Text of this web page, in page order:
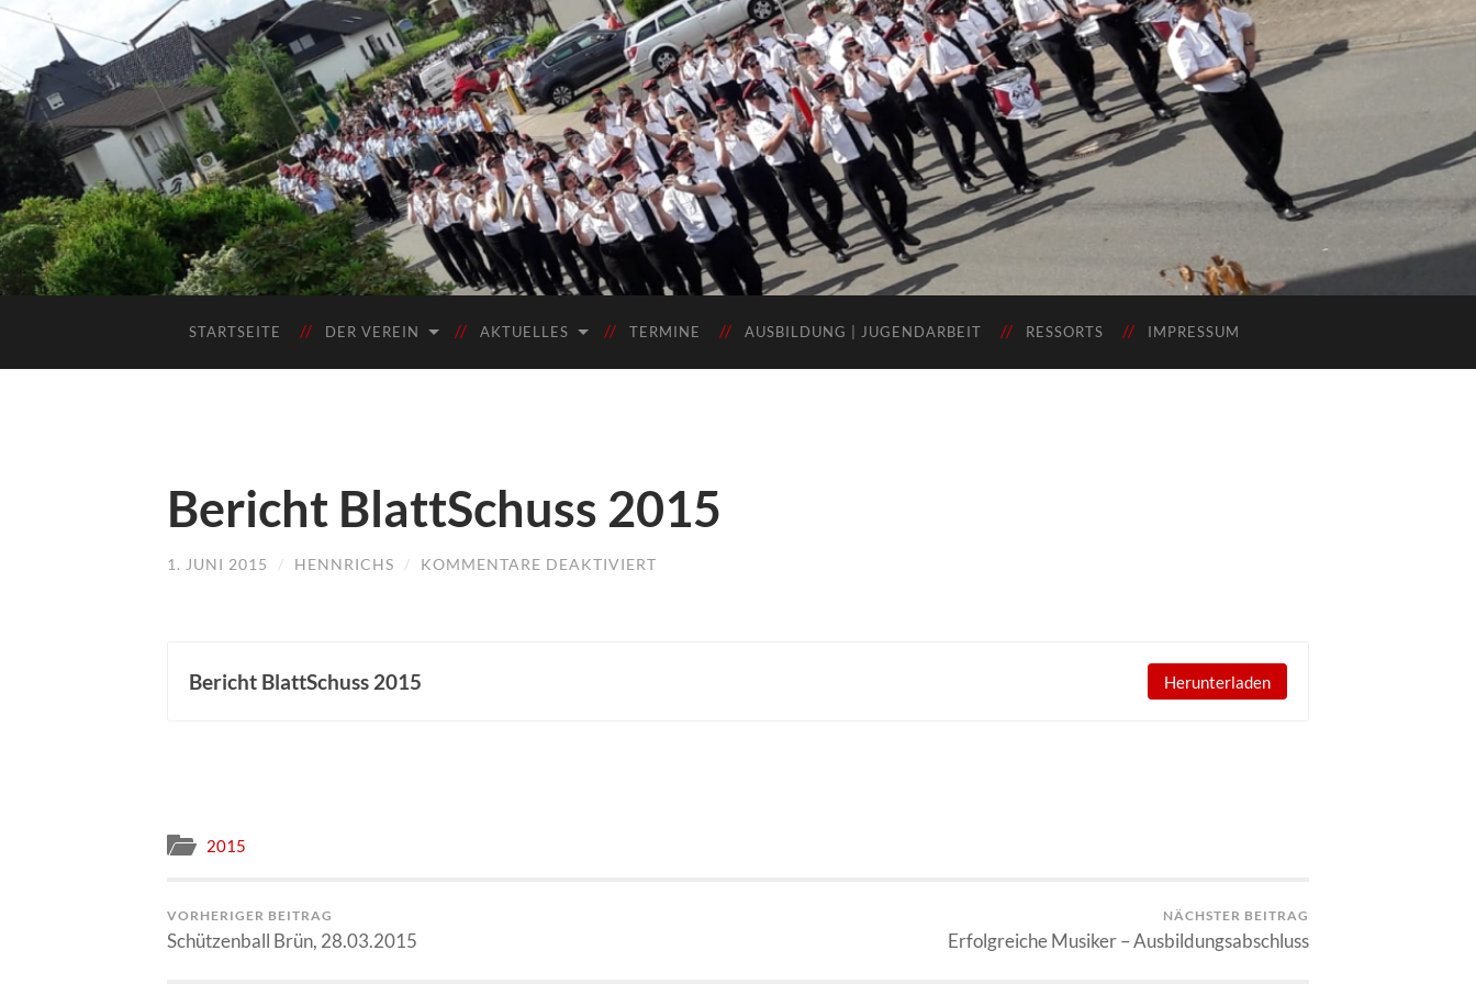
STARTSEITE DER VEREIN AKTUELLES TERMINE AUSBILDUNG | JUGENDARBEIT RESSORTS IMPRESSUM
Bericht BlattSchuss 2015
1. JUNI 2015 / HENNRICHS / KOMMENTARE DEAKTIVIERT
Bericht BlattSchuss 2015 Herunterladen
2015
VORHERIGER BEITRAG
Schützenball Brün, 28.03.2015
NÄCHSTER BEITRAG
Erfolgreiche Musiker – Ausbildungsabschluss